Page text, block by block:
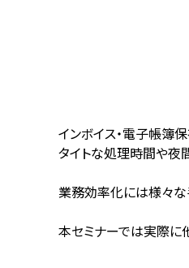
インボイス・電子帳簿
タイトな処理時間や夜
業務効率化には様々な
本セミナーでは実際に